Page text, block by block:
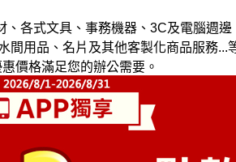
、各式文具、事務機器、3C及電腦週邊
間用品、名片及其他客製化商品服務...
價格滿足您的辦公需要。